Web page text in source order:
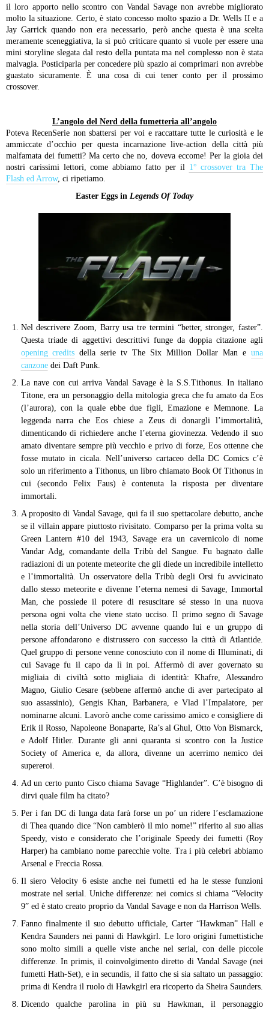
il loro apporto nello scontro con Vandal Savage non avrebbe migliorato
molto la situazione. Certo, è stato concesso molto spazio a Dr. Wells II e a
Jay Garrick quando non era necessario, però anche questa è una scelta
meramente sceneggiativa, la si può criticare quanto si vuole per essere una
mini storyline slegata dal resto della puntata ma nel complesso non è stata
malvagia. Posticiparla per concedere più spazio ai comprimari non avrebbe
guastato sicuramente. È una cosa di cui tener conto per il prossimo
crossover.
L’angolo del Nerd della fumetteria all’angolo
Poteva RecenSerie non sbattersi per voi e raccattare tutte le curiosità e le
ammiccate d’occhio per questa incarnazione live-action della città più
malfamata dei fumetti? Ma certo che no, doveva eccome! Per la gioia dei
nostri carissimi lettori, come abbiamo fatto per il 1° crossover tra The
Flash ed Arrow, ci ripetiamo.
Easter Eggs in Legends Of Today
Nel descrivere Zoom, Barry usa tre termini “better, stronger, faster”.
Questa triade di aggettivi descrittivi funge da doppia citazione agli
opening credits della serie tv The Six Million Dollar Man euna
canzonedei Daft Punk.
La nave con cui arriva Vandal Savage è la S.S.Tithonus. In italiano
Titone, era un personaggio della mitologia greca che fu amato da Eos
(l’aurora), con la quale ebbe due figli, Emazione e Memnone. La
leggenda narra che Eos chiese a Zeus di donargli l’immortalità,
dimenticando di richiedere anche l’eterna giovinezza. Vedendo il suo
amato diventare sempre più vecchio e privo di forze, Eos ottenne che
fosse mutato in cicala. Nell’universo cartaceo della DC Comics c’è
solo un riferimento a Tithonus, un libro chiamato Book Of Tithonus in
cui (secondo Felix Faus) è contenuta la risposta per diventare
immortali.
A proposito di Vandal Savage, qui fa il suo spettacolare debutto, anche
se il villain appare piuttosto rivisitato. Comparso per la prima volta su
Green Lantern #10 del 1943, Savage era un cavernicolo di nome
Vandar Adg, comandante della Tribù del Sangue. Fu bagnato dalle
radiazioni di un potente meteorite che gli diede un incredibile intelletto
e l’immortalità. Un osservatore della Tribù degli Orsi fu avvicinato
dallo stesso meteorite e divenne l’eterna nemesi di Savage, Immortal
Man, che possiede il potere di resuscitare sé stesso in una nuova
persona ogni volta che viene stato ucciso. Il primo segno di Savage
nella storia dell’Universo DC avvenne quando lui e un gruppo di
persone affondarono e distrussero con successo la città di Atlantide.
Quel gruppo di persone venne conosciuto con il nome di Illuminati, di
cui Savage fu il capo da lì in poi. Affermò di aver governato su
migliaia di civiltà sotto migliaia di identità: Khafre, Alessandro
Magno, Giulio Cesare (sebbene affermò anche di aver partecipato al
suo assassinio), Gengis Khan, Barbanera, e Vlad l’Impalatore, per
nominarne alcuni. Lavorò anche come carissimo amico e consigliere di
Erik il Rosso, Napoleone Bonaparte, Ra’s al Ghul, Otto Von Bismarck,
e Adolf Hitler. Durante gli anni quaranta si scontro con la Justice
Society of America e, da allora, divenne un acerrimo nemico dei
supereroi.
Ad un certo punto Cisco chiama Savage “Highlander”. C’è bisogno di
dirvi quale film ha citato?
Per i fan DC di lunga data farà forse un po’ un ridere l’esclamazione
di Thea quando dice “Non cambierò il mio nome!” riferito al suo alias
Speedy, visto e considerato che l’originale Speedy dei fumetti (Roy
Harper) ha cambiano nome parecchie volte. Tra i più celebri abbiamo
Arsenal e Freccia Rossa.
Il siero Velocity 6 esiste anche nei fumetti ed ha le stesse funzioni
mostrate nel serial. Uniche differenze: nei comics si chiama “Velocity
9” ed è stato creato proprio da Vandal Savage e non da Harrison Wells.
Fanno finalmente il suo debutto ufficiale, Carter “Hawkman” Hall e
Kendra Saunders nei panni di Hawkgirl. Le loro origini fumettistiche
sono molto simili a quelle viste anche nel serial, con delle piccole
differenze. In primis, il coinvolgimento diretto di Vandal Savage (nei
fumetti Hath-Set), e in secundis, il fatto che si sia saltato un passaggio:
prima di Kendra il ruolo di Hawkgirl era ricoperto da Sheira Saunders.
Dicendo qualche parolina in più su Hawkman, il personaggio